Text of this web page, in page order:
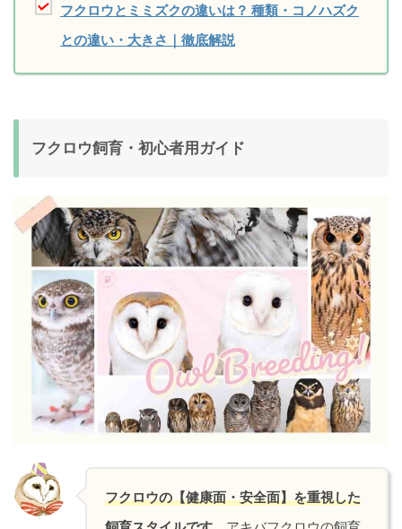
フクロウとミミズクの違いは？ 種類・コノハズク
との違い・大きさ｜徹底解説
フクロウ飼育・初心者用ガイド
フクロウの【健康面・安全面】を重視した